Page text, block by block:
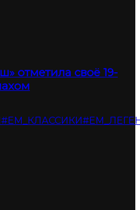
отметила своё 19-
#ЕМ_КЛАССИКИ